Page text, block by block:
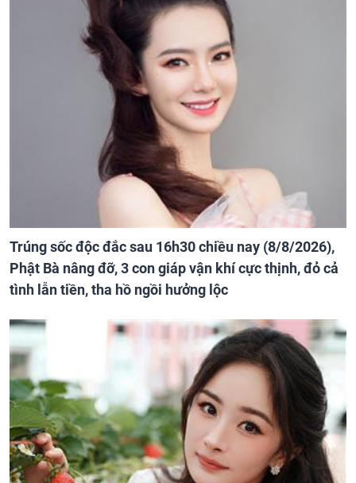
Trúng sốc độc đắc sau 16h30 chiều nay (8/8/2026),
Phật Bà nâng đỡ, 3 con giáp vận khí cực thịnh, đỏ cả
tình lẫn tiền, tha hồ ngồi hưởng lộc